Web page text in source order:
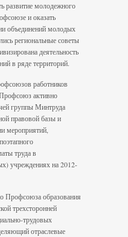
развитие молодежного
и оказать
объединений молодых
региональные советы
деятельность
в ряде территорий.
работников
активно
группы Минтруда
правовой базы и
мероприятий,
труда в
учреждениях на 2012-
Профсоюза образования
трехсторонней
трудовых
отраслевые